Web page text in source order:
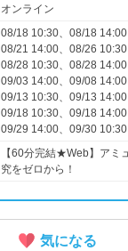
オンライン
08/18 10:30、08/18 14:00
08/21 14:00、08/26 10:30
08/28 10:30、08/28 14:00
09/03 14:00、09/08 14:00
09/13 10:30、09/13 14:00
09/18 10:30、09/18 14:00
09/29 14:00、09/30 10:30
【60分完結★Web】アミ
究をゼロから！
気になる